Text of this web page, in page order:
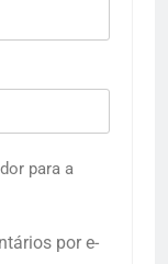
para a
por e-